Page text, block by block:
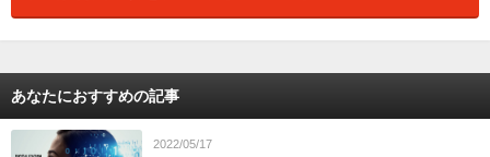
あなたにおすすめの記事
2022/05/17